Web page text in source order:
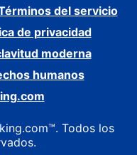
del servicio
de privacidad
moderna
humanos
Todos los